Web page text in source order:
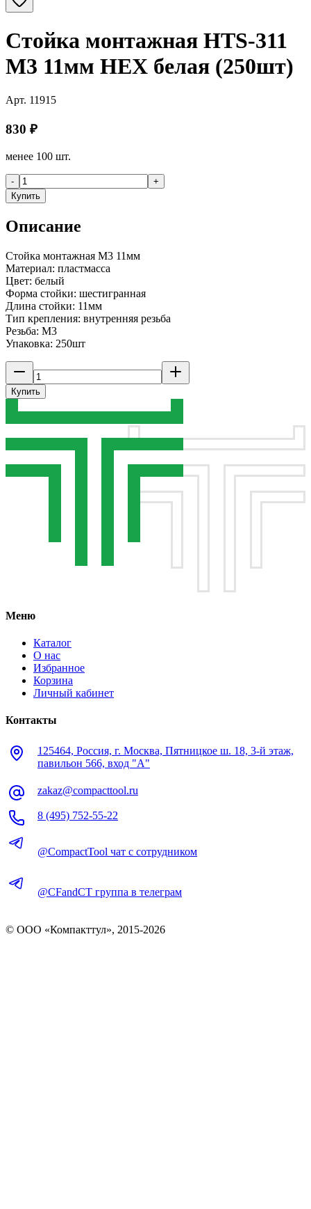
Стойка монтажная HTS-311
M3 11мм HEX белая (250шт)
Арт. 11915
830 ₽
менее 100 шт.
-
+
Купить
Описание
Стойка монтажная M3 11мм
Материал: пластмасса
Цвет: белый
Форма стойки: шестигранная
Длина стойки: 11мм
Тип крепления: внутренняя резьба
Резьба: M3
Упаковка: 250шт
Купить
Меню
Каталог
О нас
Избранное
Корзина
Личный кабинет
Контакты
125464, Россия, г. Москва, Пятницкое ш. 18, 3-й этаж,
павильон 566, вход "А"
zakaz@compacttool.ru
8 (495) 752-55-22
@CompactTool чат с сотрудником
@CFandCT группа в телеграм
© OOO «Компакттул», 2015-2026